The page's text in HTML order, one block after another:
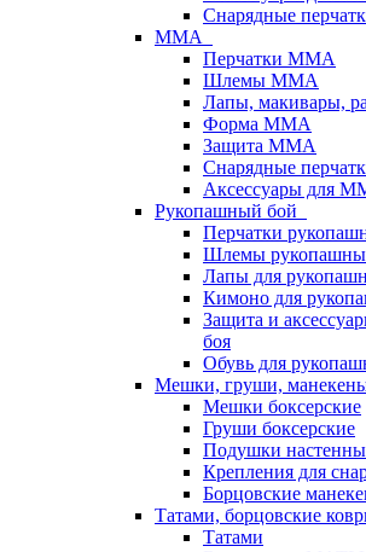
Снарядные
ММА
Перчатки ММА
Шлемы ММА
Лапы, макивары,
Форма ММА
Защита ММА
Снарядные
Аксессуары для
Рукопашный бой
Перчатки
Шлемы
Лапы для
Кимоно для
Защита и
боя
Обувь для
Мешки, груши,
Мешки боксерские
Груши боксерские
Подушки
Крепления для
Борцовские
Татами, борцовские
Татами